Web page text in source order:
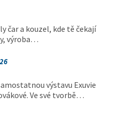
čar a kouzel, kde tě čekají
výroba…
výstavu Exuvie
Ve své tvorbě…